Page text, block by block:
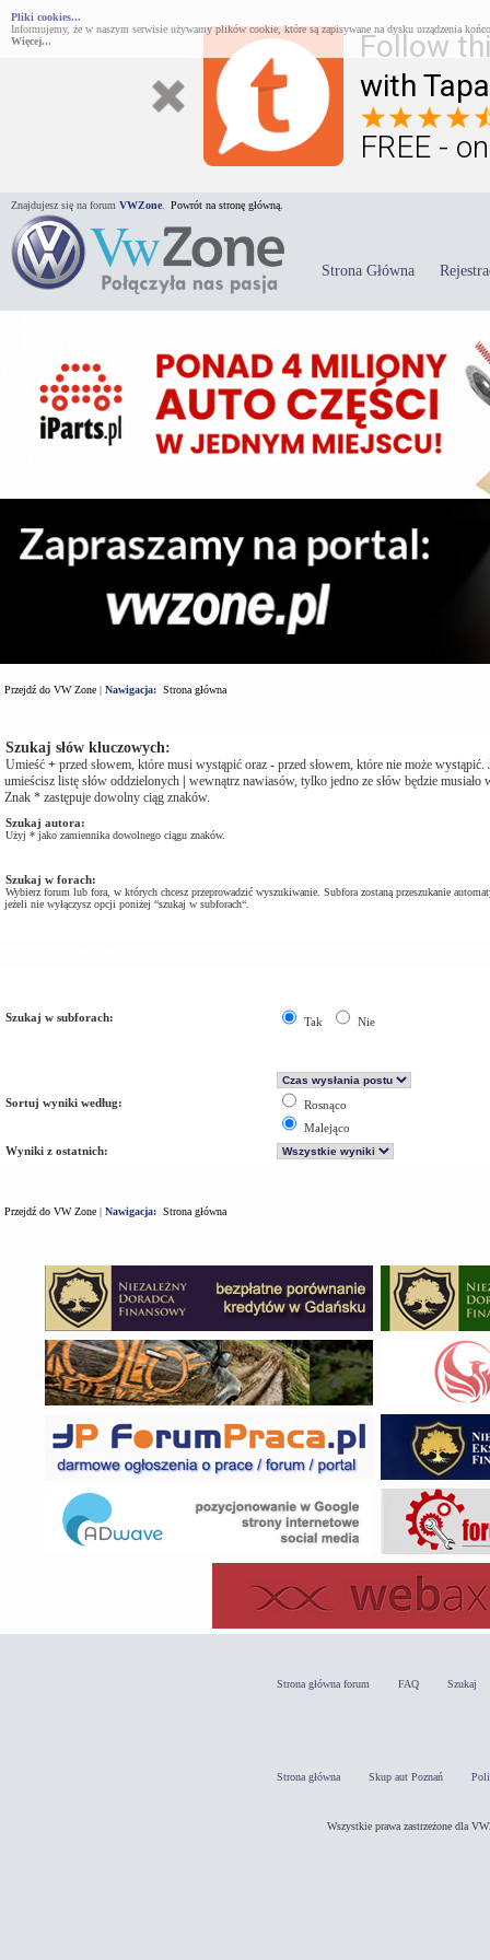
Follow
with
FREE -
Pliki cookies...
Informujemy, że w naszym serwisie używamy plików cookie, które są zapisywane na dysku urządzenia
Więcej...
Znajdujesz się na forum VWZone Powrót na stronę główną.
Strona Główna
Przejdź do VW Zone | Nawigacja: Strona główna
Szukaj słów kluczowych:
Umieść + przed słowem, które musi wystąpić oraz - przed słowem, które nie może wystąpić.
umieścisz listę słów oddzielonych | wewnątrz nawiasów, tylko jedno ze słów będzie musiało
Znak * zastępuje dowolny ciąg znaków.
Szukaj autora:
Użyj * jako zamiennika dowolnego ciągu znaków.
Szukaj w forach:
Wybierz forum lub fora, w których chcesz przeprowadzić wyszukiwanie. Subfora zostaną przeszukanie
jeżeli nie wyłączysz opcji poniżej “szukaj w subforach“.
Szukaj w subforach: Tak Nie
Sortuj wyniki według:
Rosnąco
Malejąco
Wyniki z ostatnich:
Przejdź do VW Zone | Nawigacja: Strona główna
Strona główna forum FAQ Szukaj
Strona główna Skup aut Poznań
Wszystkie prawa zastrzeżone dla